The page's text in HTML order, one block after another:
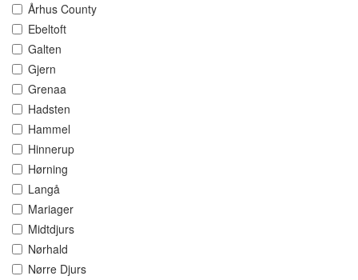
Århus County
Ebeltoft
Galten
Gjern
Grenaa
Hadsten
Hammel
Hinnerup
Hørning
Langå
Mariager
Midtdjurs
Nørhald
Nørre Djurs